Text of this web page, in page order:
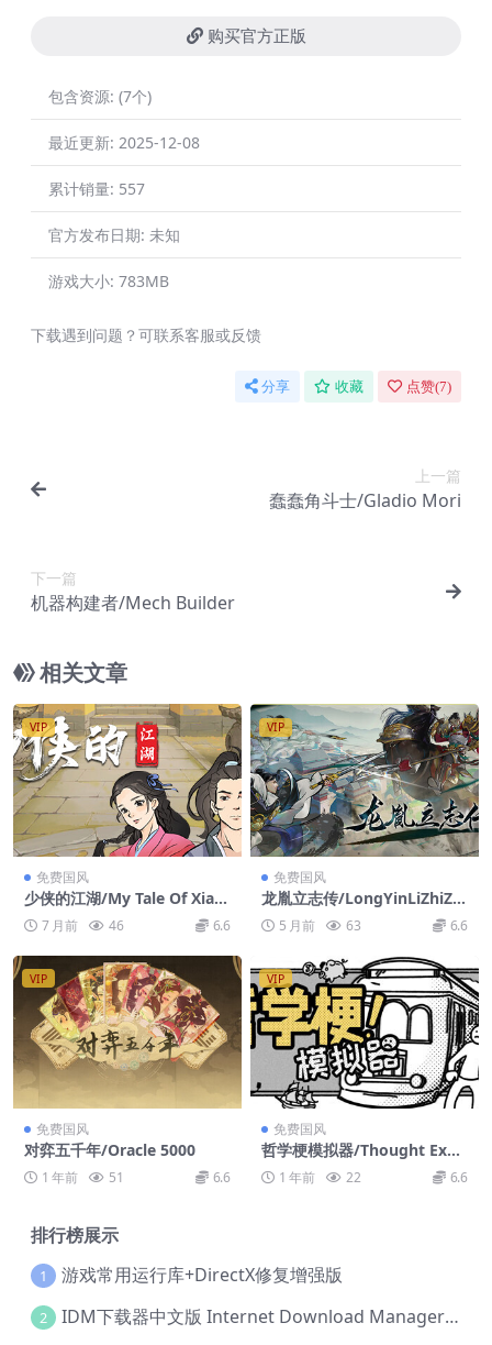
购买官方正版
包含资源: (7个)
最近更新: 2025-12-08
累计销量: 557
官方发布日期: 未知
游戏大小: 783MB
下载遇到问题？可联系客服或反馈
分享 收藏 点赞(7)
上一篇
蠢蠢角斗士/Gladio Mori
下一篇
机器构建者/Mech Builder
相关文章
VIP
免费国风
少侠的江湖/My Tale Of XiaK
e 7 月前 46 6.6
VIP
免费国风
龙胤立志传/LongYinLiZhiZh
uan5 月前 63 6.6
VIP
免费国风
对弈五千年/Oracle 5000
1 年前 51 6.6
VIP
免费国风
哲学梗模拟器/Thought Expe
riment Simulator
1 年前 22 6.6
排行榜展示
1 游戏常用运行库+DirectX修复增强版
2 IDM下载器中文版 Internet Download Manager v6.42.36 IDM